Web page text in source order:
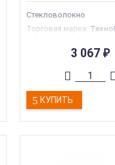
Стекловолокно
Торговая марка:
Тип конструкции :Фасад
3 067₽
КУПИТЬ